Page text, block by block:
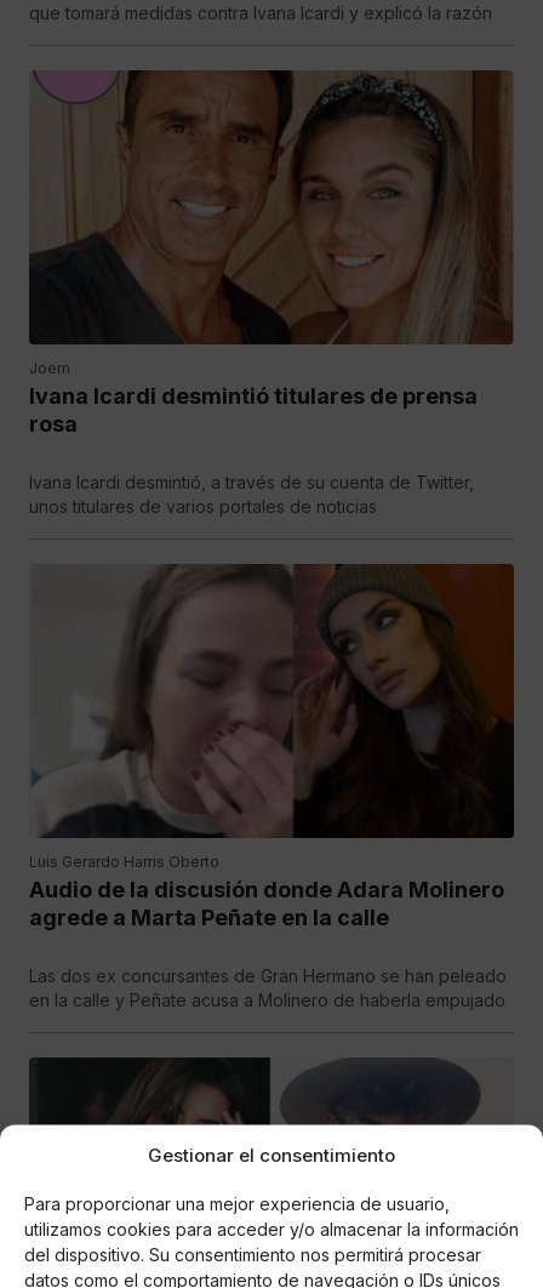
Gestionar el consentimiento
Para proporcionar una mejor experiencia de usuario,
utilizamos cookies para acceder y/o almacenar la información
del dispositivo. Su consentimiento nos permitirá procesar
datos como el comportamiento de navegación o IDs únicos
que tomará medidas contra Ivana Icardi y explicó la razón
Joem
Ivana Icardi desmintió titulares de prensa
rosa
Ivana Icardi desmintió, a través de su cuenta de Twitter,
unos titulares de varios portales de noticias
Luis Gerardo Harris Oberto
Audio de la discusión donde Adara Molinero
agrede a Marta Peñate en la calle
Las dos ex concursantes de Gran Hermano se han peleado
en la calle y Peñate acusa a Molinero de haberla empujado